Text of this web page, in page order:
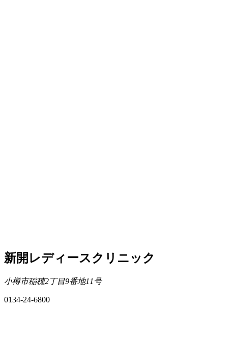
新開レディースクリニック
小樽市稲穂2丁目9番地11号
0134-24-6800